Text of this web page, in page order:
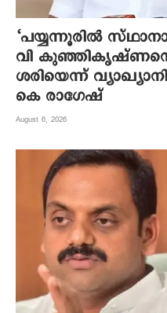
‘പയ്യന്നൂരിൽ
വി
ശരിയെന്ന്
കെ രാഗേഷ്
August 6, 2026